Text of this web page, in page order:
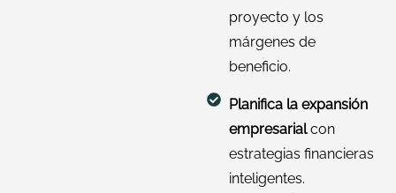
proyecto y los
márgenes de
beneficio.
Planifica la expansión
empresarialcon
estrategias financieras
inteligentes.